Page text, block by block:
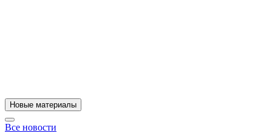
Новые материалы
Все новости